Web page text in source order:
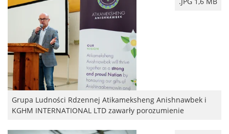
Grupa Ludności Rdzennej Atikameksheng Anishnawbek i
KGHM INTERNATIONAL LTD zawarły porozumienie